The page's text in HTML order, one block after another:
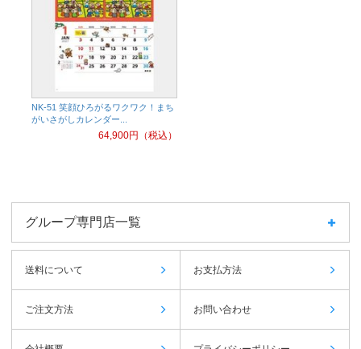
NK-51 笑顔ひろがるワクワク！まち
がいさがしカレンダー...
64,900円（税込）
グループ専門店一覧
送料について お支払方法
ご注文方法 お問い合わせ